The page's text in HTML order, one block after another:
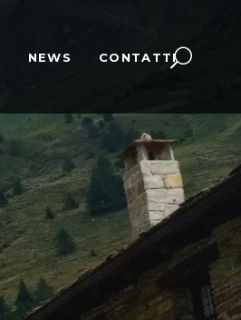
NEWS CONTATTI